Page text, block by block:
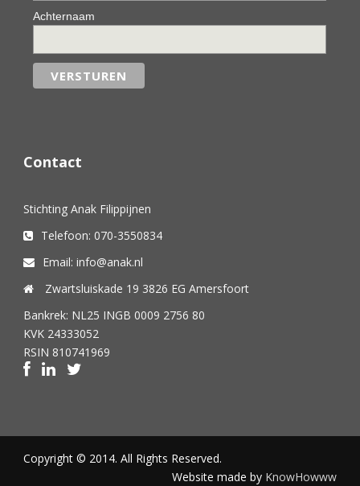
Achternaam
Contact
Stichting Anak Filippijnen
Telefoon: 070-3550834
Email: info@anak.nl
Zwartsluiskade 19 3826 EG Amersfoort
Bankrek: NL25 INGB 0009 2756 80
KVK 24333052
RSIN 810741969
Copyright © 2014. All Rights Reserved.
Website made by KnowHowww